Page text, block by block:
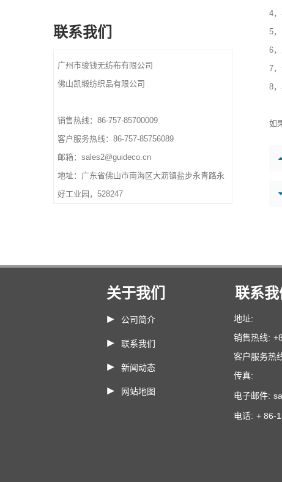
交货时间：确认最终艺术品
和订单后 10-15 天
Pantone颜色按客户要求
度
联系我们
广州市骏钱无纺布有限公司
佛山凯缎纺织品有限公司
销售热线：86-757-85700009
客户服务热线：86-757-85756089
邮箱：sales2@guideco.cn
地址：广东省佛山市南海区大沥镇盐步永青路永
好工业园，528247
4
5
6
7
8
如
关于我们
公司简介
联系我们
新闻动态
网站地图
联系我
地址:
销售热线:
客户服务热
传真:
电子邮件:
电话: + 86-